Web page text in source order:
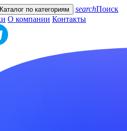
Каталог по категориям searchПоиск
О компании Контакты